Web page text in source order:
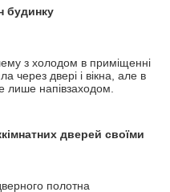
будинку
з холодом в приміщенні
через двері і вікна, але в
лише напівзаходом.
дверей своїми
полотна